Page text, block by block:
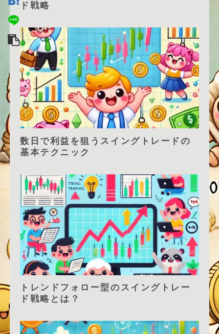
ド戦略
数日で利益を狙うスイングトレードの
基本テクニック
トレンドフォロー型のスイングトレー
ド戦略とは？